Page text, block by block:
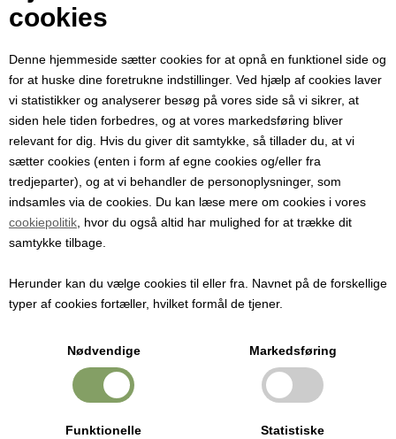
cookies
Denne hjemmeside sætter cookies for at opnå en funktionel side og
for at huske dine foretrukne indstillinger. Ved hjælp af cookies laver
vi statistikker og analyserer besøg på vores side så vi sikrer, at
siden hele tiden forbedres, og at vores markedsføring bliver
relevant for dig. Hvis du giver dit samtykke, så tillader du, at vi
sætter cookies (enten i form af egne cookies og/eller fra
tredjeparter), og at vi behandler de personoplysninger, som
indsamles via de cookies. Du kan læse mere om cookies i vores
cookiepolitik , hvor du også altid har mulighed for at trække dit
samtykke tilbage.
Herunder kan du vælge cookies til eller fra. Navnet på de forskellige
typer af cookies fortæller, hvilket formål de tjener.
Nødvendige Markedsføring
Funktionelle Statistiske
Modtager e-mail
Besked